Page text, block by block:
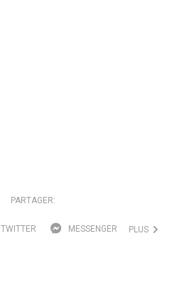
PARTAGER:
TWITTER MESSENGER PLUS